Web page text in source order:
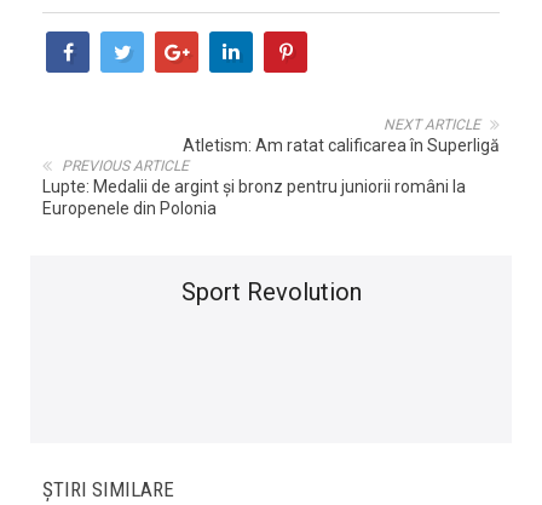
NEXT ARTICLE
Atletism: Am ratat calificarea în Superligă
PREVIOUS ARTICLE
Lupte: Medalii de argint şi bronz pentru juniorii români la
Europenele din Polonia
Sport Revolution
ȘTIRI SIMILARE